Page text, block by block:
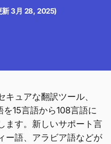
新3月 28, 2025)
ュアな翻訳ツール、
15言語から108言語に
ます。新しいサポート言
ー語、アラビア語などが